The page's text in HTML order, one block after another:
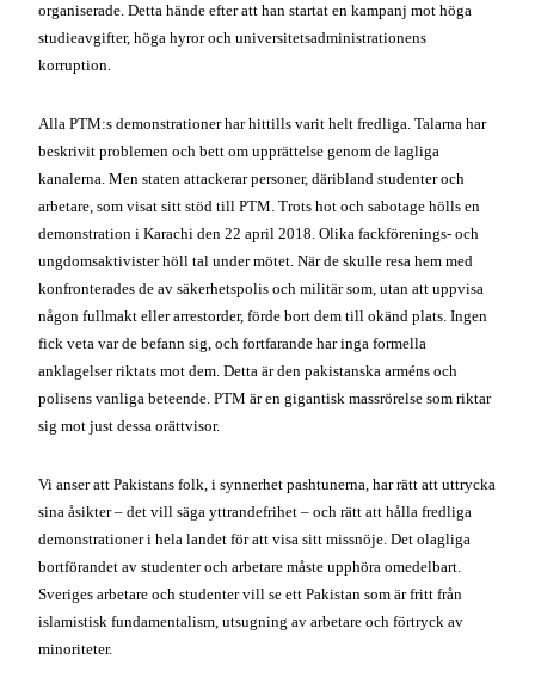
organiserade. Detta hände efter att han startat en kampanj mot höga
studieavgifter, höga hyror och universitetsadministrationens
korruption.
Alla PTM:s demonstrationer har hittills varit helt fredliga. Talarna har
beskrivit problemen och bett om upprättelse genom de lagliga
kanalerna. Men staten attackerar personer, däribland studenter och
arbetare, som visat sitt stöd till PTM. Trots hot och sabotage hölls en
demonstration i Karachi den 22 april 2018. Olika fackförenings- och
ungdomsaktivister höll tal under mötet. När de skulle resa hem med
konfronterades de av säkerhetspolis och militär som, utan att uppvisa
någon fullmakt eller arrestorder, förde bort dem till okänd plats. Ingen
fick veta var de befann sig, och fortfarande har inga formella
anklagelser riktats mot dem. Detta är den pakistanska arméns och
polisens vanliga beteende. PTM är en gigantisk massrörelse som riktar
sig mot just dessa orättvisor.
Vi anser att Pakistans folk, i synnerhet pashtunerna, har rätt att uttrycka
sina åsikter – det vill säga yttrandefrihet – och rätt att hålla fredliga
demonstrationer i hela landet för att visa sitt missnöje. Det olagliga
bortförandet av studenter och arbetare måste upphöra omedelbart.
Sveriges arbetare och studenter vill se ett Pakistan som är fritt från
islamistisk fundamentalism, utsugning av arbetare och förtryck av
minoriteter.